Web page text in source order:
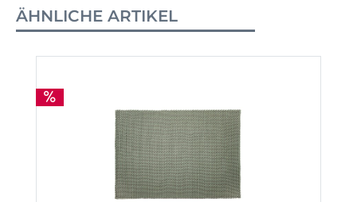
ÄHNLICHE ARTIKEL